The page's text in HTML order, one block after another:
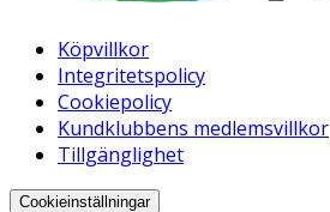
Köpvillkor
Integritetspolicy
Cookiepolicy
Kundklubbens medlemsvillkor
Tillgänglighet
Cookieinställningar